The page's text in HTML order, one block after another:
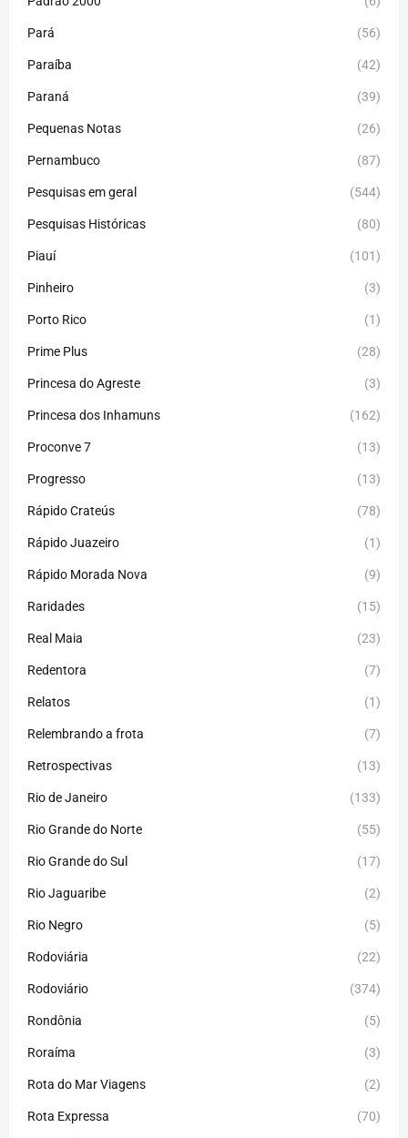
Pará (56)
Paraíba (42)
Paraná (39)
Pequenas Notas (26)
Pernambuco (87)
Pesquisas em geral (544)
Pesquisas Históricas (80)
Piauí (101)
Pinheiro (3)
Porto Rico (1)
Prime Plus (28)
Princesa do Agreste (3)
Princesa dos Inhamuns (162)
Proconve 7 (13)
Progresso (13)
Rápido Crateús (78)
Rápido Juazeiro (1)
Rápido Morada Nova (9)
Raridades (15)
Real Maia (23)
Redentora (7)
Relatos (1)
Relembrando a frota (7)
Retrospectivas (13)
Rio de Janeiro (133)
Rio Grande do Norte (55)
Rio Grande do Sul (17)
Rio Jaguaribe (2)
Rio Negro (5)
Rodoviária (22)
Rodoviário (374)
Rondônia (5)
Roraíma (3)
Rota do Mar Viagens (2)
Rota Expressa (70)